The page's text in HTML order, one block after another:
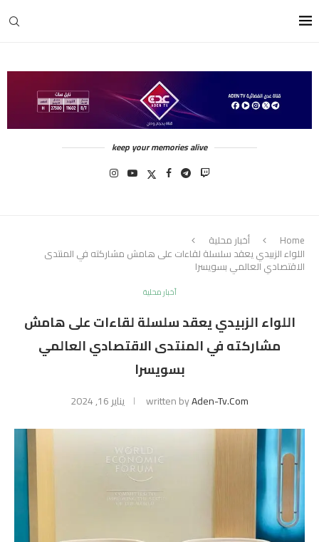
keep your memories alive
Home أخبار محلية
اللواء الزبيدي يعقد سلسلة لقاءات على هامش مشاركته في المنتدى
الاقتصادي العالمي بسويسرا
أخبار محلية
اللواء الزبيدي يعقد سلسلة لقاءات على هامش
مشاركته في المنتدى الاقتصادي العالمي
بسويسرا
written byAden-Tv.com يناير 16, 2024